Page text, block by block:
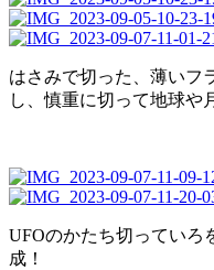
はさみで切った、薄いフ
し、慎重に切って地球や
UFOのかたち切っていろ
成！